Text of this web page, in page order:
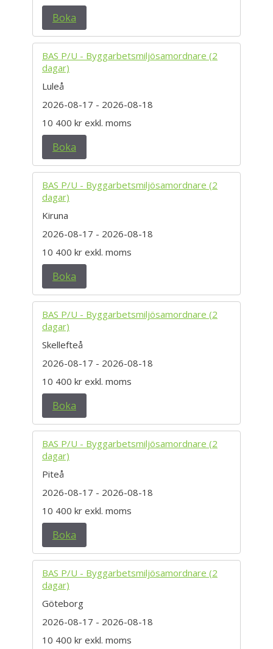
Boka
BAS P/U - Byggarbetsmiljösamordnare (2
dagar)
Luleå
2026-08-17 - 2026-08-18
10 400 kr exkl. moms
Boka
BAS P/U - Byggarbetsmiljösamordnare (2
dagar)
Kiruna
2026-08-17 - 2026-08-18
10 400 kr exkl. moms
Boka
BAS P/U - Byggarbetsmiljösamordnare (2
dagar)
Skellefteå
2026-08-17 - 2026-08-18
10 400 kr exkl. moms
Boka
BAS P/U - Byggarbetsmiljösamordnare (2
dagar)
Piteå
2026-08-17 - 2026-08-18
10 400 kr exkl. moms
Boka
BAS P/U - Byggarbetsmiljösamordnare (2
dagar)
Göteborg
2026-08-17 - 2026-08-18
10 400 kr exkl. moms